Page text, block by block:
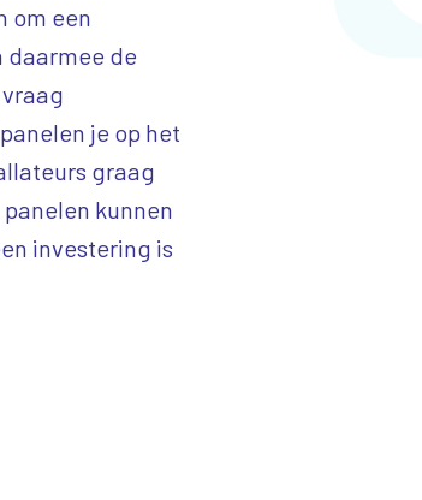
om een
daarmee de
je op het
graag
kunnen
investering is